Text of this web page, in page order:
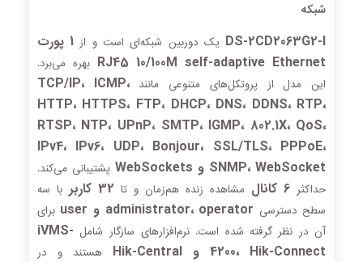
شبکه
DS-2CD2063G2-I یک دوربین شبکه‌ای است و از
1 پورت
RJ45 10/100M self-adaptive Ethernet بهره می‌برد.
این مدل از پروتکل‌های متنوعی مانندTCP/IP، ICMP،
HTTP، HTTPS، FTP، DHCP، DNS، DDNS، RTP،
RTSP، NTP، UPnP، SMTP، IGMP، 802.1X، QoS،
IPv4، IPv6، UDP، Bonjour، SSL/TLS، PPPoE،
SNMP، WebSocket و WebSockets
پشتیبانی می‌کند.
حداکثر 6 کانال مشاهده زنده هم‌زمان و تا 32 کاربر
با سه
سطح دسترسی administrator، operator و user
برای
آن در نظر گرفته شده است. نرم‌افزارهای سازگار شامل iVMS-
4200، Hik-Connect و Hik-Central
هستند و در